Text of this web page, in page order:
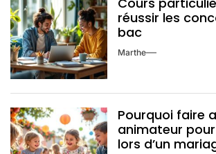
réussir les
bac
Marthe
Pourquoi faire
animateur
lors d’un